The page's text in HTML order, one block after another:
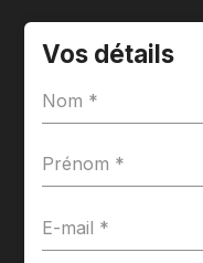
Vos détails